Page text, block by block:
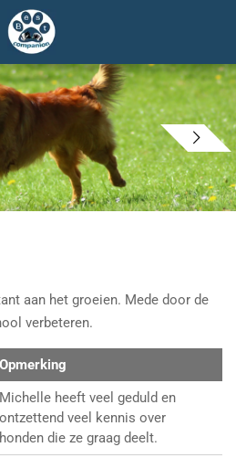
aan het groeien. Mede door de
verbeteren.
Opmerking
Michelle heeft veel geduld en
ontzettend veel kennis over
honden die ze graag deelt.